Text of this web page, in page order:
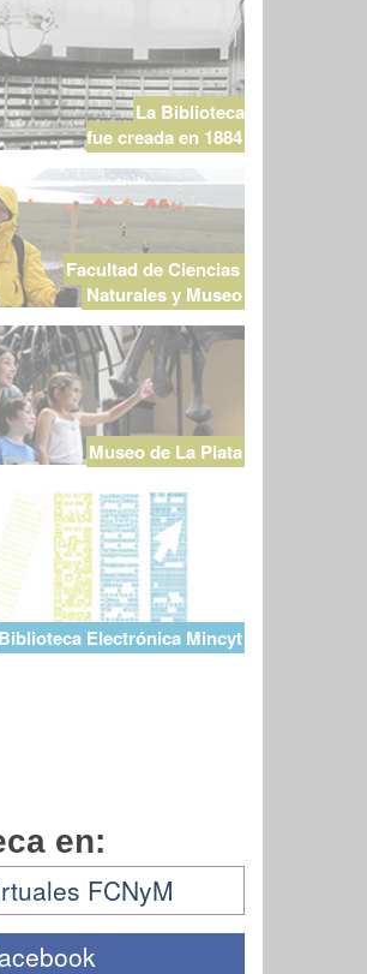
La Biblioteca
fue creada en 1884
Facultad de Ciencias
Naturales y Museo
Museo de La Plata
Biblioteca Electrónica Mincyt
en:
FCNyM